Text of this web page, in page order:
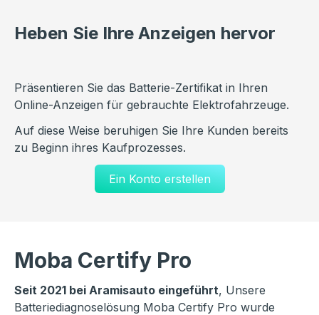
Heben Sie Ihre Anzeigen hervor
Präsentieren Sie das Batterie-Zertifikat in Ihren
Online-Anzeigen für gebrauchte Elektrofahrzeuge.
Auf diese Weise beruhigen Sie Ihre Kunden bereits
zu Beginn ihres Kaufprozesses.
Ein Konto erstellen
Moba Certify Pro
Seit 2021 bei Aramisauto eingeführt, Unsere
Batteriediagnoselösung Moba Certify Pro wurde